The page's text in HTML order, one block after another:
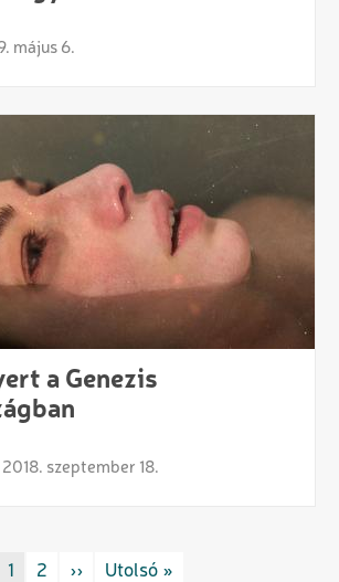
május 6.
a Genezis
2018. szeptember 18.
Rovat/cimke
1 Rovat/cimke
2 Következő oldal
›› Utolsó oldal
Utolsó »